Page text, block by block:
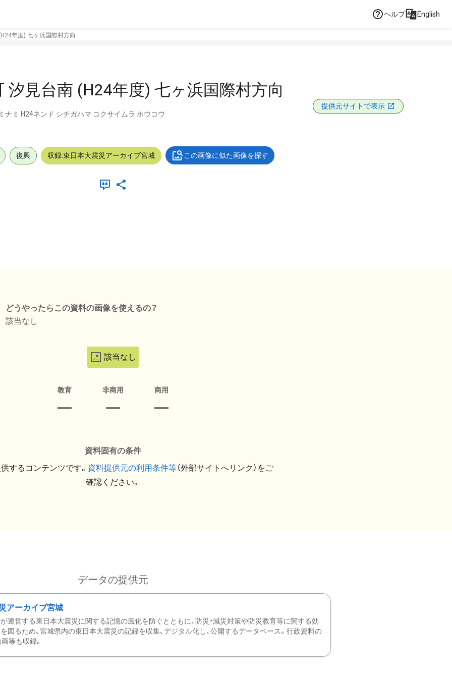
ヘルプ English
年度) 七ヶ浜国際村方向
見台南 (H24年度) 七ヶ浜国際村方向
ミ H24ネンド シチガハマ コクサイムラ ホウコウ
提供元サイトで表示
復興 収録:東日本大震災アーカイブ宮城 この画像に似た画像を探す
どうやったらこの資料の画像を使えるの？
該当なし
該当なし
教育 非商用 商用
資料固有の条件
するコンテンツです。 資料提供元の利用条件等（外部サイトへリンク）をご
確認ください。
データの提供元
アーカイブ宮城
運営する東日本大震災に関する記憶の風化を防ぐとともに、防災・減災対策や防災教育等に関する効
図るため、宮城県内の東日本大震災の記録を収集、デジタル化し、公開するデータベース。行政資料の
等も収録。